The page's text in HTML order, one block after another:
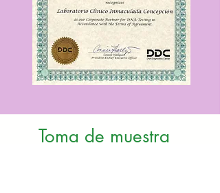
Toma de muestra